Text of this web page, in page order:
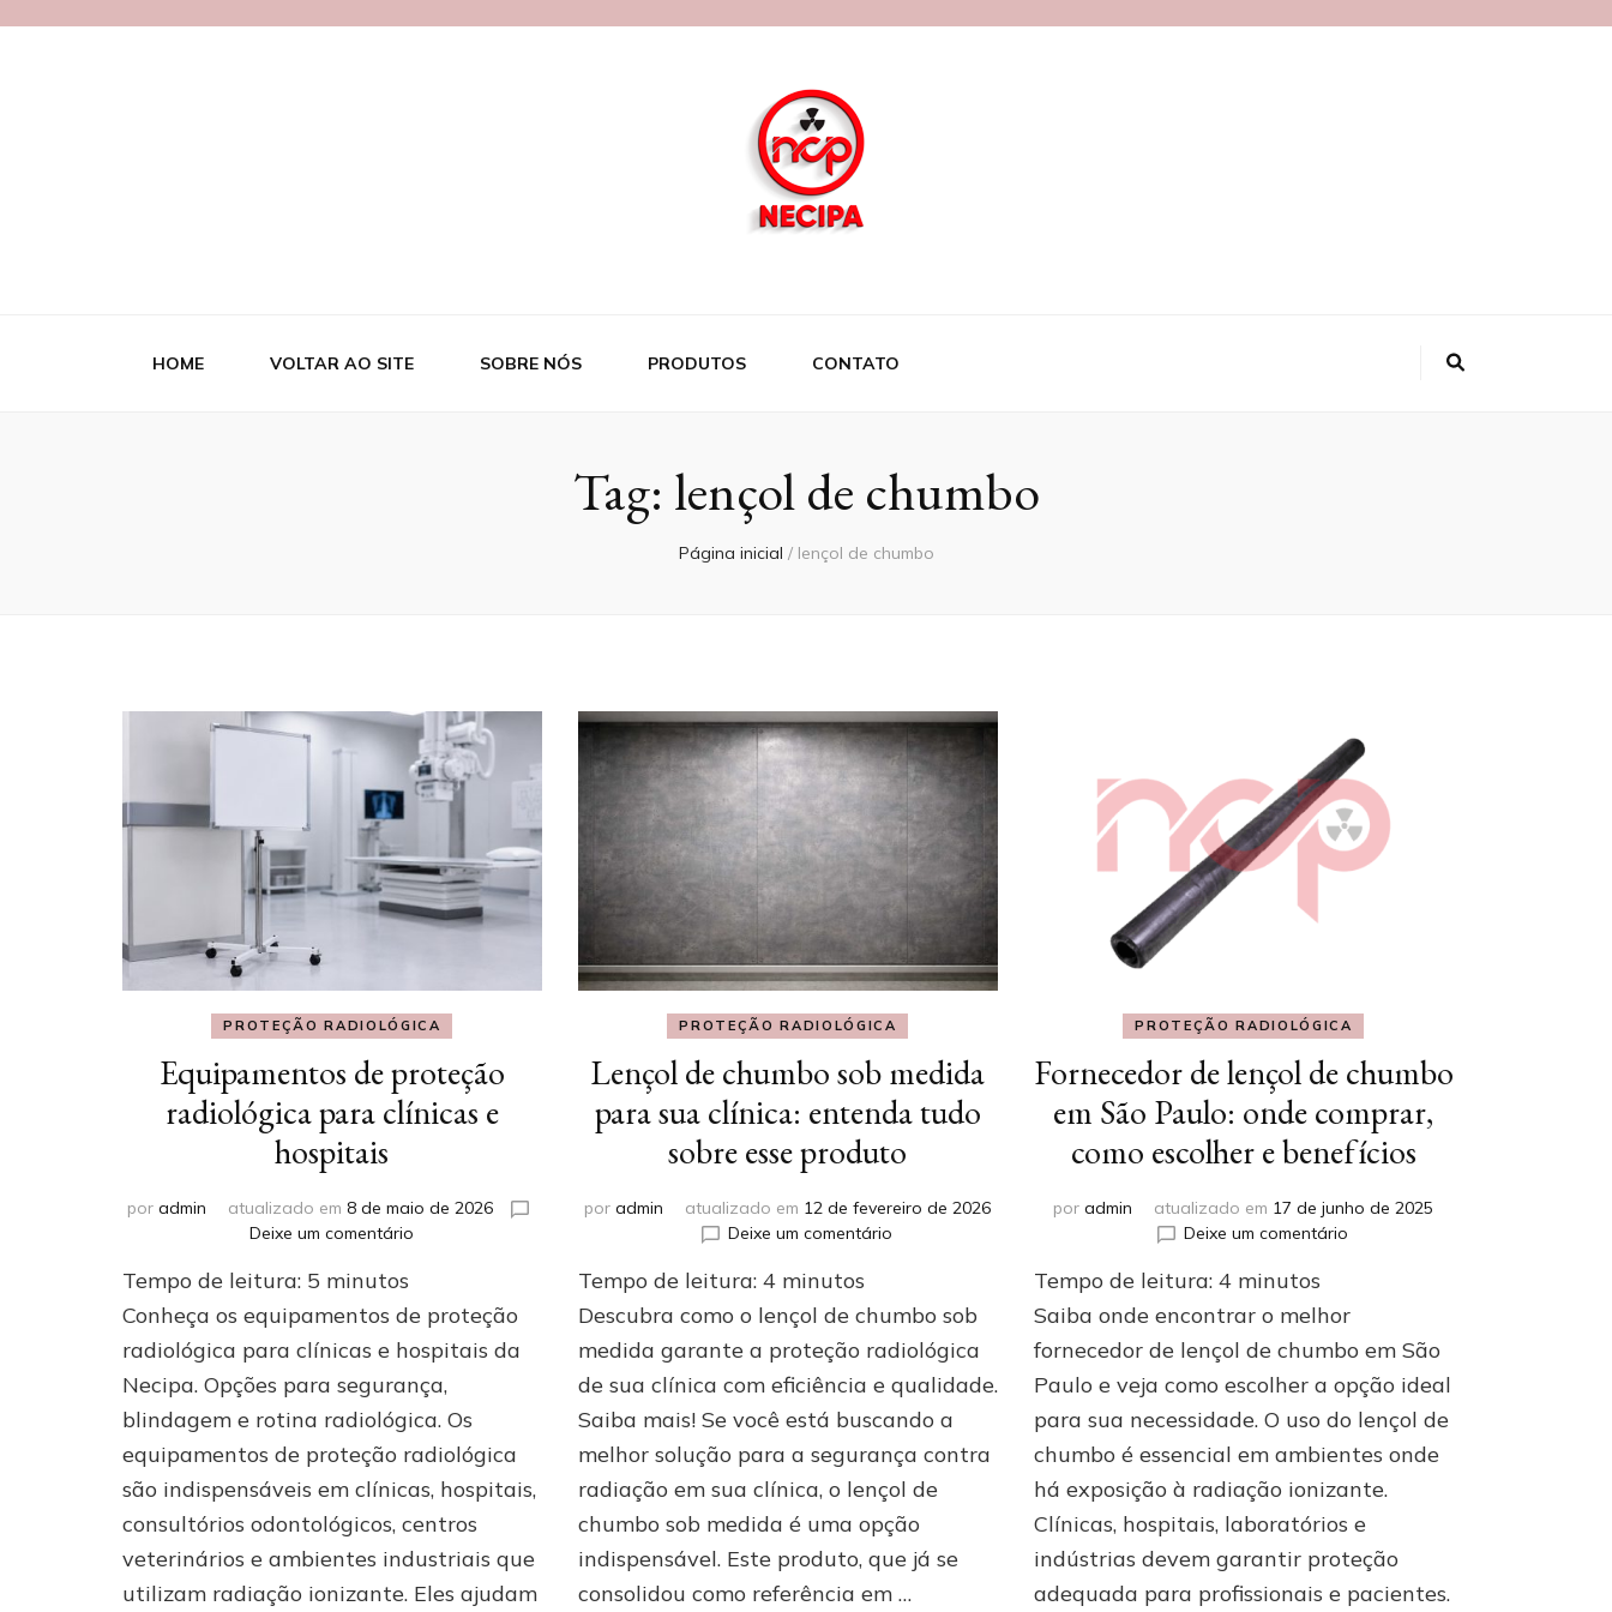
HOME VOLTAR AO SITE SOBRE NÓS PRODUTOS CONTATO
Tag: lençol de chumbo
Página inicial / lençol de chumbo
PROTEÇÃO RADIOLÓGICA
Equipamentos de proteção
radiológica para clínicas e
hospitais
por admin atualizado em 8 de maio de 2026
Deixe um comentário
proteção
radiológica
para
clínicas
hospitais
Tempo de leitura: 5 minutos
Conheça os equipamentos de proteção
radiológica para clínicas e hospitais da
Necipa. Opções para segurança,
blindagem e rotina radiológica. Os
equipamentos de proteção radiológica
são indispensáveis em clínicas, hospitais,
consultórios odontológicos, centros
veterinários e ambientes industriais que
utilizam radiação ionizante. Eles ajudam
PROTEÇÃO RADIOLÓGICA
Lençol de chumbo sob medida
para sua clínica: entenda tudo
sobre esse produto
poradmin atualizado em 12 de fevereiro de 2026
Deixe um comentárioem
chumbo
medida
para
sua
clínica:
entenda
tudo
esse
produto
Tempo de leitura: 4 minutos
Descubra como o lençol de chumbo sob
medida garante a proteção radiológica
de sua clínica com eficiência e qualidade.
Saiba mais! Se você está buscando a
melhor solução para a segurança contra
radiação em sua clínica, o lençol de
chumbo sob medida é uma opção
indispensável. Este produto, que já se
consolidou como referência em …
PROTEÇÃO RADIOLÓGICA
Fornecedor de lençol de chumbo
em São Paulo: onde comprar,
como escolher e benefícios
poradmin atualizado em 17 de junho de 2025
Deixe um comentárioem
lençol
chumbo
em
São
Paulo:
onde
comprar,
escolher
e
benefícios
Tempo de leitura: 4 minutos
Saiba onde encontrar o melhor
fornecedor de lençol de chumbo em São
Paulo e veja como escolher a opção ideal
para sua necessidade. O uso do lençol de
chumbo é essencial em ambientes onde
há exposição à radiação ionizante.
Clínicas, hospitais, laboratórios e
indústrias devem garantir proteção
adequada para profissionais e pacientes.